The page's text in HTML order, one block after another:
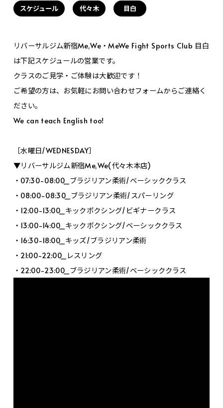
スケジュール 代々木 目白
リバーサルジム新宿Me,We・MeWe Fight Sports Club 目白
は下記スケジュールの営業です。
クラスのご見学・ご体験は大歓迎です！
ご希望の方は、お気軽にお問い合わせフォームからご連絡く
ださい。
We can teach English too!
［水曜日/WEDNESDAY］
▼リバーサルジム新宿Me,We(代々木本店)
・07:30-08:00_ブラジリアン柔術/ベーシッククラス
・08:00-08:30_ブラジリアン柔術/スパーリング
・12:00-13:00_キックボクシング/ビギナークラス
・13:00-14:00_キックボクシング/ベーシッククラス
・16:30-18:00_キッズ/ブラジリアン柔術
・21:00-22:00_レスリング
・22:00-23:00_ブラジリアン柔術/ベーシッククラス